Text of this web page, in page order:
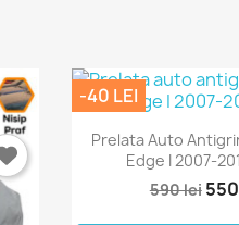
Prelata Auto
Edge I 2007-
590 lei
-40 LEI